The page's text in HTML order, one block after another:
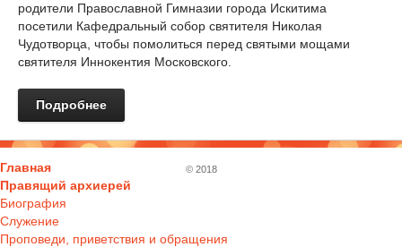
родители Православной Гимназии города Искитима
посетили Кафедральный собор святителя Николая
Чудотворца, чтобы помолиться перед святыми мощами
святителя Иннокентия Московского.
Подробнее
Главная
Правящий архиерей
Биография
Служение
Проповеди, приветствия и обращения
© 2018